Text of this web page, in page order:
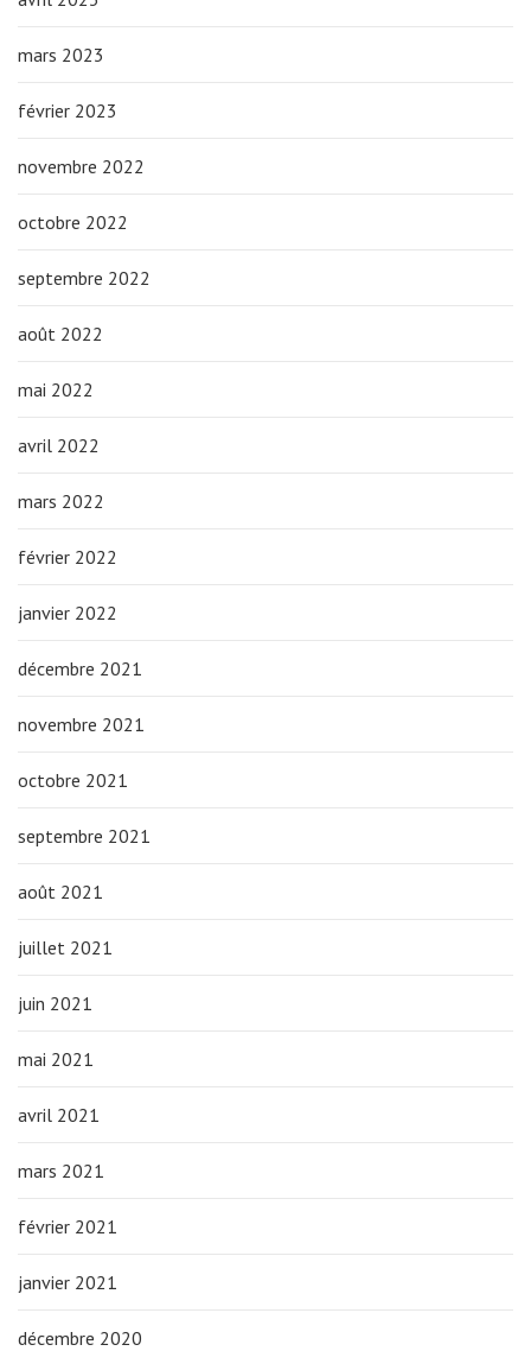
mars 2023
février 2023
novembre 2022
octobre 2022
septembre 2022
août 2022
mai 2022
avril 2022
mars 2022
février 2022
janvier 2022
décembre 2021
novembre 2021
octobre 2021
septembre 2021
août 2021
juillet 2021
juin 2021
mai 2021
avril 2021
mars 2021
février 2021
janvier 2021
décembre 2020